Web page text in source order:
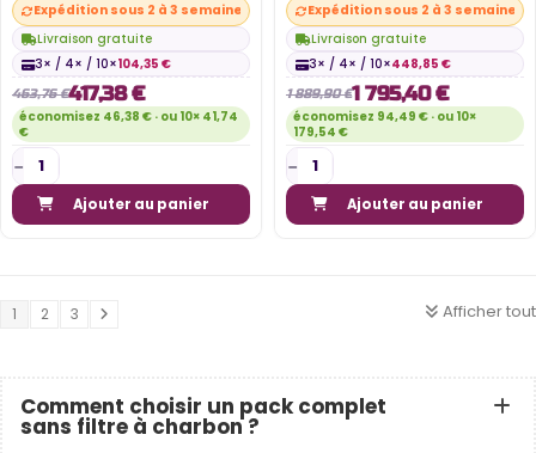
Expédition sous 2 à 3 semaines
Livraison gratuite
3× / 4× / 10×104,35 €
463,76 €417,38 €
économisez 46,38 € · ou 10× 41,74
€
Ajouter au panier
Expédition sous 2 à 3 semaines
Livraison gratuite
3× / 4× / 10×448,85 €
1 889,90 €1 795,40 €
économisez 94,49 € · ou 10×
179,54 €
Ajouter au panier
Afficher tout
1 2 3
Comment choisir un pack complet
sans filtre à charbon ?